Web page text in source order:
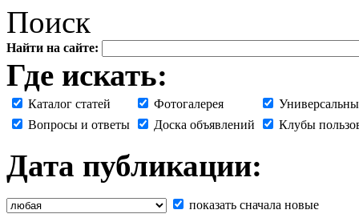
Поиск
Найти на сайте:
Где искать:
Каталог статей Фотогалерея
Вопросы и ответы
Доска объявлений Клубы
Дата публикации:
показать сначала новые